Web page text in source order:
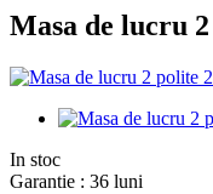
Masa de lucru
In stoc
Garantie : 36 luni